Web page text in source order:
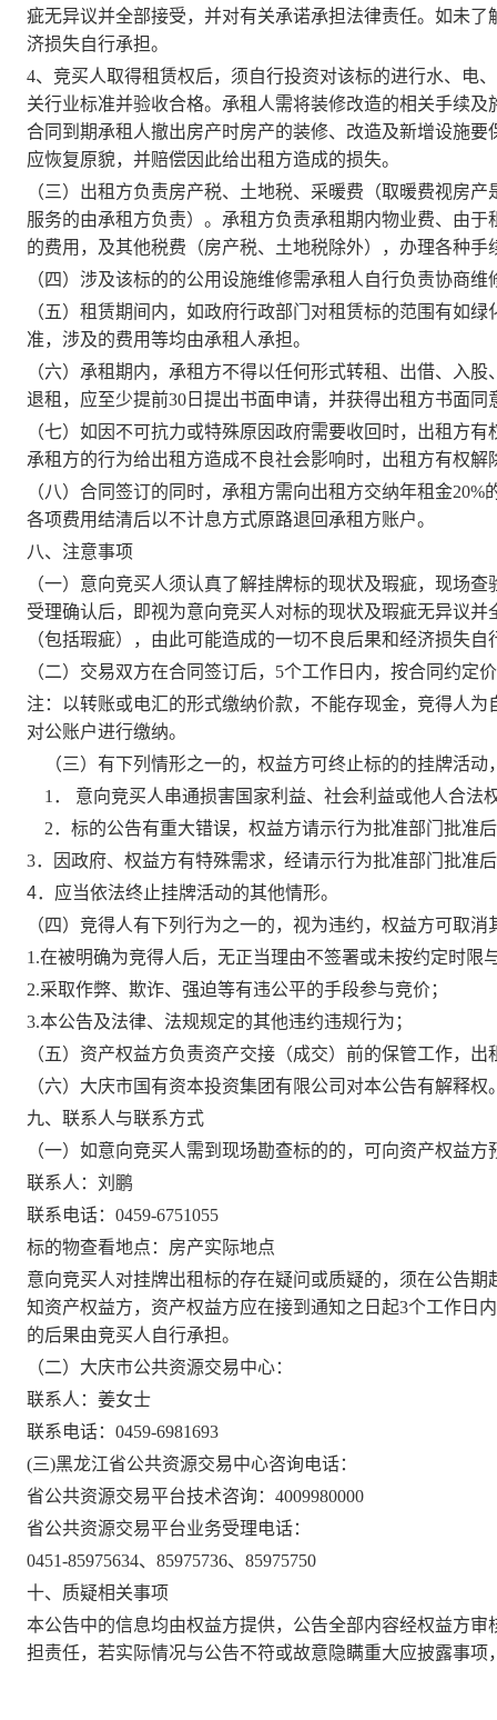
疵无异议并全部接受，并对有关承诺承担法律责任。如未
济损失自行承担。
4、 竞买人取得租赁权后， 须自行投资对该标的进行水、电
关行业标准并验收合格。 承租人需将装修改造的相关手续及
合同到期承租人撤出房产时房产的装修、 改造及新增设施要
应恢复原貌，并赔偿因此给出租方造成的损失。
（三） 出租方负责房产税、土地税、采暖费（取暖费视房产
服务的由承租方负责） 。承租方负责承租期内物业费、 由于
的费用 ， 及其他税费 （房产税、土地税除外）， 办理各种手
（四）涉及该标的的公用设施维修需承租人自行负责协商维
（五） 租赁期间内，如政府行政部门对租赁标的范围有如绿
准，涉及的费用等均由承租人承担。
（六） 承租期内，承租方不得以任何形式转租、出借、入
退租，应至少提前30日提出书面申请，并获得出租方书面
（七）如因不可抗力或特殊原因政府需要收回时，出租方
承租方的行为给出租方造成不良社会影响时，出租方有权
（八）合同签订的同时，承租方需向出租方交纳年租金20%
各项费用结清后以不计息方式原路退回承租方账户。
八、注意事项
（一）意向竞买人须认真了解挂牌标的现状及瑕疵， 现场查
受理确认后，即视为意向竞买人对标的现状及瑕疵无异议
（包括瑕疵），由此可能造成的一切不良后果和经济损失自
（二） 交易双方在合同签订后， 5个工作日内，按合同约定
注：以转账或电汇的形式缴纳价款，不能存现金，竞得人
对公账户进行缴纳。
（三）有下列情形之一的，权益方可终止标的的挂牌活动
1． 意向竞买人串通损害国家利益、社会利益或他人合法
2．标的公告有重大错误，权益方请示行为批准部门批准
3．因政府、权益方有特殊需求，经请示行为批准部门批准
4．应当依法终止挂牌活动的其他情形。
（四）竞得人有下列行为之一的，视为违约，权益方可取
1.在被明确为竞得人后，无正当理由不签署或未按约定时
2.采取作弊、欺诈、强迫等有违公平的手段参与竞价；
3.本公告及法律、法规规定的其他违约违规行为；
（五）资产权益方负责资产交接（成交）前的保管工作，出
（六） 大庆市国有资本投资集团有限公司 对本公告有解释权
九、联系人与联系方式
（一）如意向竞买人需到现场勘查标的的，可向资产权益方
联系人： 刘鹏
联系电话： 0459-6751055
标的物查看地点： 房产实际地点
意向竞买人对挂牌出租标的存在疑问或质疑的，须在公告期
知资产权益方，资产权益方应在接到通知之日起3个工作日
的后果由竞买人自行承担。
（二）大庆市公共资源交易中心：
联系人： 姜女士
联系电话： 0459-6981693
(三)黑龙江省公共资源交易中心咨询电话：
省公共资源交易平台技术咨询： 4009980000
省公共资源交易平台业务受理电话：
0451-85975634、85975736、85975750
十、质疑相关事项
本公告中的信息均由权益方提供，公告全部内容经权益方
担责任，若实际情况与公告不符或故意隐瞒重大应披露事